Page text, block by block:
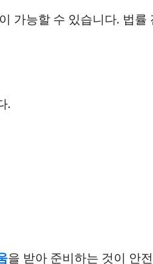
가능할 수 있습니다. 법
.
을 받아 준비하는 것이 안